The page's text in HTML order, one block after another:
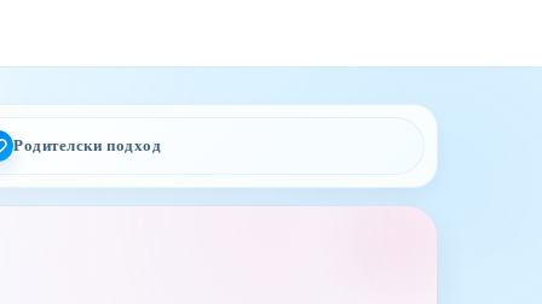
Родителски подход